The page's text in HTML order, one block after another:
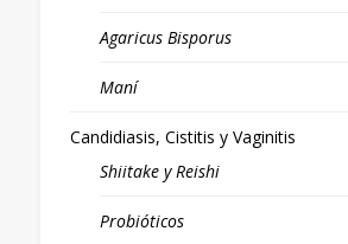
Agaricus Bisporus
Maní
Candidiasis, Cistitis y Vaginitis
Shiitake y Reishi
Probióticos